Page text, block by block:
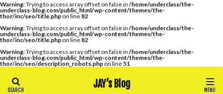
Warning: Trying to access array offset on false in /home/underclass/the-
underclass-blog.com/public_html/wp-content/themes/the-
thor/inc/seo/title.php on line 82
Warning: Trying to access array offset on false in /home/underclass/the-
underclass-blog.com/public_html/wp-content/themes/the-
thor/inc/seo/title.php on line 82
Warning: Trying to access array offset on false in /home/underclass/the-
underclass-blog.com/public_html/wp-content/themes/the-
thor/inc/seo/description_robots.php on line 51
JAY’s Blog